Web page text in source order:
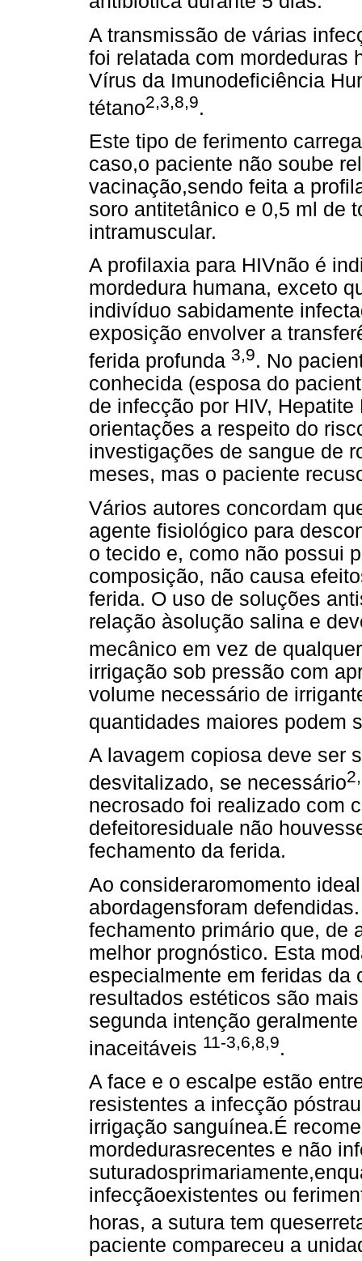
A transmissão de várias
foi relatada com mordeduras
Vírus da Imunodeficiência
tétano2,3,8,9.
Este tipo de ferimento
caso,o paciente não soube
vacinação,sendo feita a
soro antitetânico e 0,5 ml de
intramuscular.
A profilaxia para HIVnão é
mordedura humana, exceto
indivíduo sabidamente
exposição envolver a
ferida profunda 3,9. No
conhecida (esposa do
de infecção por HIV,
orientações a respeito do
investigações de sangue de
meses, mas o paciente
Vários autores concordam
agente fisiológico para
o tecido e, como não possui
composição, não causa
ferida. O uso de soluções
relação àsolução salina e
mecânico em vez de
irrigação sob pressão com
volume necessário de
quantidades maiores podem
A lavagem copiosa deve ser
desvitalizado, se necessário
necrosado foi realizado com
defeitoresiduale não
fechamento da ferida.
Ao consideraromomento
abordagensforam
fechamento primário que, de
melhor prognóstico. Esta
especialmente em feridas da
resultados estéticos são
segunda intenção
inaceitáveis 11-3,6,8,9.
A face e o escalpe estão
resistentes a infecção
irrigação sanguínea.É
mordedurasrecentes e não
infecçãoexistentes ou
horas, a sutura tem
paciente compareceu a